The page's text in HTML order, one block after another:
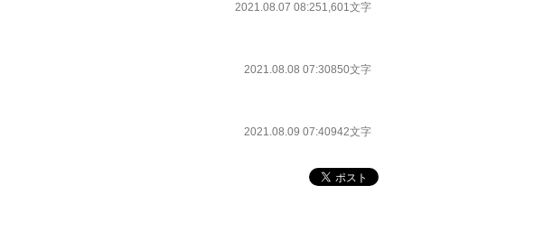
2021.08.07 08:251,601文字
2021.08.08 07:30850文字
2021.08.09 07:40942文字